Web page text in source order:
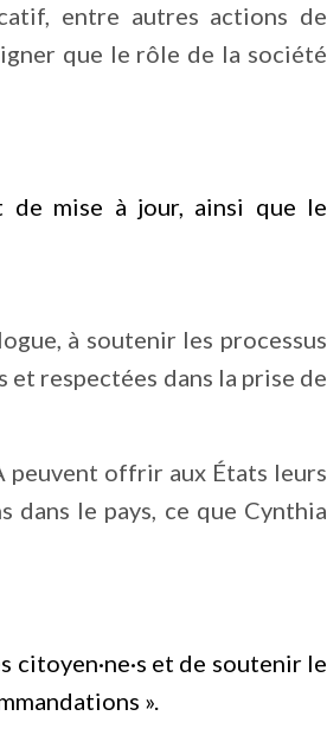
entre autres actions de
que le rôle de la société
de mise à jour, ainsi que le
à soutenir les processus
et respectées dans la prise de
peuvent offrir aux États leurs
dans le pays, ce que Cynthia
citoyen·ne·s et de soutenir le
».